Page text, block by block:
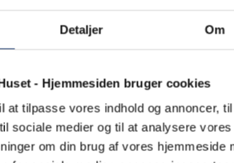
Detaljer Om
- Hjemmesiden bruger cookies
at tilpasse vores indhold og annoncer,
sociale medier og til at analysere
om din brug af vores hjemmeside
til analyse af data.
visning af komplekse
bliver stadig mere populære i
detaljer og præcision er